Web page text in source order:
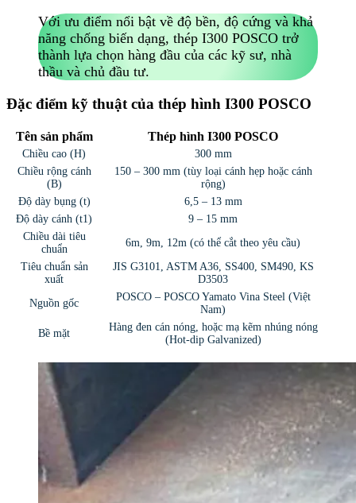
Với ưu điểm nổi bật về độ bền, độ cứng và khả
năng chống biến dạng, thép I300 POSCO trở
thành lựa chọn hàng đầu của các kỹ sư, nhà
thầu và chủ đầu tư.
Đặc điểm kỹ thuật của thép hình I300 POSCO
Tên sản phẩm Thép hình I300 POSCO
Chiều cao (H)
300 mm
Chiều rộng cánh
(B)
150 – 300 mm (tùy loại cánh hẹp hoặc cánh
rộng)
Độ dày bụng (t)
6,5 – 13 mm
Độ dày cánh (t1)
9 – 15 mm
Chiều dài tiêu
chuẩn
6m, 9m, 12m (có thể cắt theo yêu cầu)
Tiêu chuẩn sản
xuất
JIS G3101, ASTM A36, SS400, SM490, KS
D3503
Nguồn gốc
POSCO – POSCO Yamato Vina Steel (Việt
Nam)
Bề mặt
Hàng đen cán nóng, hoặc mạ kẽm nhúng nóng
(Hot-dip Galvanized)